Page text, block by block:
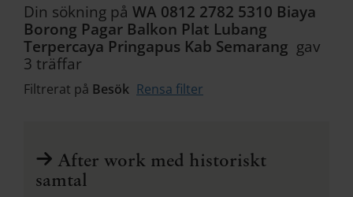
Din sökning på WA 0812 2782 5310 Biaya
Borong Pagar Balkon Plat Lubang
Terpercaya Pringapus Kab Semarang gav
3 träffar
Filtrerat på Besök Rensa filter
After work med historiskt
samtal